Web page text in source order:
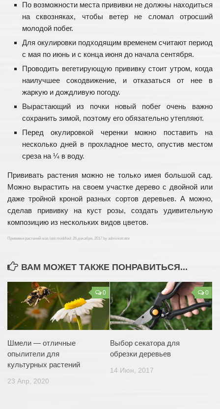
По возможности места прививки не должны находиться
на сквозняках, чтобы ветер не сломал отросший
молодой побег.
Для окулировки подходящим временем считают период
с мая по июнь и с конца июня до начала сентября.
Проводить вегетирующую прививку стоит утром, когда
наилучшее сокодвижение, и отказаться от нее в
жаркую и дождливую погоду.
Вырастающий из почки новый побег очень важно
сохранить зимой, поэтому его обязательно утепляют.
Перед окулировкой черенки можно поставить на
несколько дней в прохладное место, опустив местом
среза на ¼ в воду.
Прививать растения можно не только имея большой сад.
Можно вырастить на своем участке дерево с двойной или
даже тройной кроной разных сортов деревьев. А можно,
сделав прививку на куст розы, создать удивительную
композицию из нескольких видов цветов.
Прививки растений was last modified: 26 декабря, 2017 by administrator
ВАМ МОЖЕТ ТАКЖЕ ПОНРАВИТЬСЯ...
0
Шмели — отличные
опылители для
культурных растений
23 Апр, 2020
0
Выбор секатора для
обрезки деревьев
14 Июн, 2017